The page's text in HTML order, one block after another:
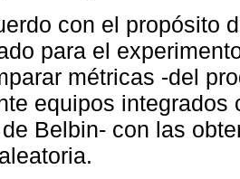
con el propósito
para el
métricas -del
equipos
Belbin- con las